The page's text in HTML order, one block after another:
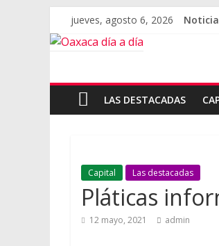
jueves, agosto 6, 2026
LAS DESTACADAS
Capital Las destacadas
Pláticas
12 mayo, 2021 admin